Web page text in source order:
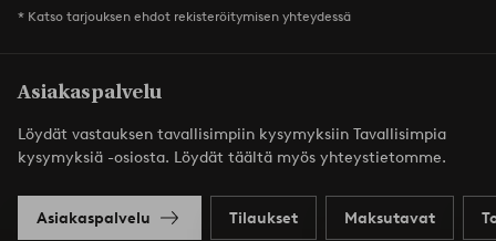
* Katso tarjouksen ehdot rekisteröitymisen yhteydessä
Asiakaspalvelu
Löydät vastauksen tavallisimpiin kysymyksiin Tavallisimpia
kysymyksiä -osiosta. Löydät täältä myös yhteystietomme.
Asiakaspalvelu Tilaukset Maksutavat